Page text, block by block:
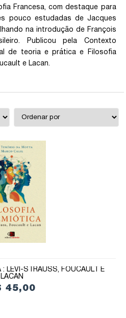
Francesa, com destaque para
pouco estudadas de Jacques
na introdução de François
Publicou pela Contexto
de teoria e prática e Filosofia
e Lacan.
: LÉVI-STRAUSS, FOUCAULT E
LACAN
45,00